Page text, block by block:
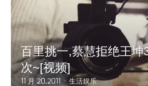
百里挑一,蔡慧拒绝王坤
次~[视频]
11 月 20,2011 生活娱乐